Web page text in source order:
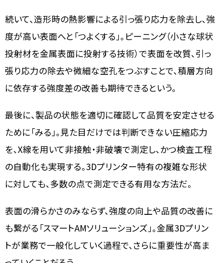
続いて、造形時の熱影響による引っ張り応力を除去し、強
度が高い表面へと「つよくする」。ピーニング（小さな球状
投射材を金属表面に投射する技術）で表面を改質、引っ
張り応力の除去や微細な空孔をつぶすことで、積層方向
に依存する強度差の改善も期待できるという。
最後に、製品の状態を適切に確認して品質を安定させる
ために「みる」。見た目だけでは判断できない圧縮応力
を、X線を用いて非接触・非破壊で測定し、かつ検査工程
の自動化も実現する。3Dプリンター特有の複雑な形状
に対しても、多数の点で測定できる有用な方法だ。
表面の滑らかさのみならず、強度の向上や品質の改善に
も繋がる「スマートAMソリューションズ」。金属3Dプリン
トが業務で一般化していく過程で、さらに重要性が高ま